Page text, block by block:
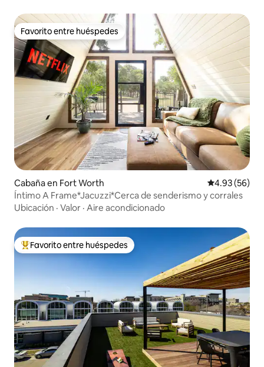
Favorito entre huéspedes
Favorito entre huéspedes
Cabaña en Fort Worth Calificación
4.93 (56)
Íntimo A Frame*Jacuzzi*Cerca de senderismo y corrales
Ubicación · Valor · Aire acondicionado
De los mejores en Favorito entre huéspedes
Favorito entre huéspedes